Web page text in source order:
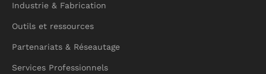
Industrie & Fabrication
Outils et ressources
Partenariats & Réseautage
Services Professionnels